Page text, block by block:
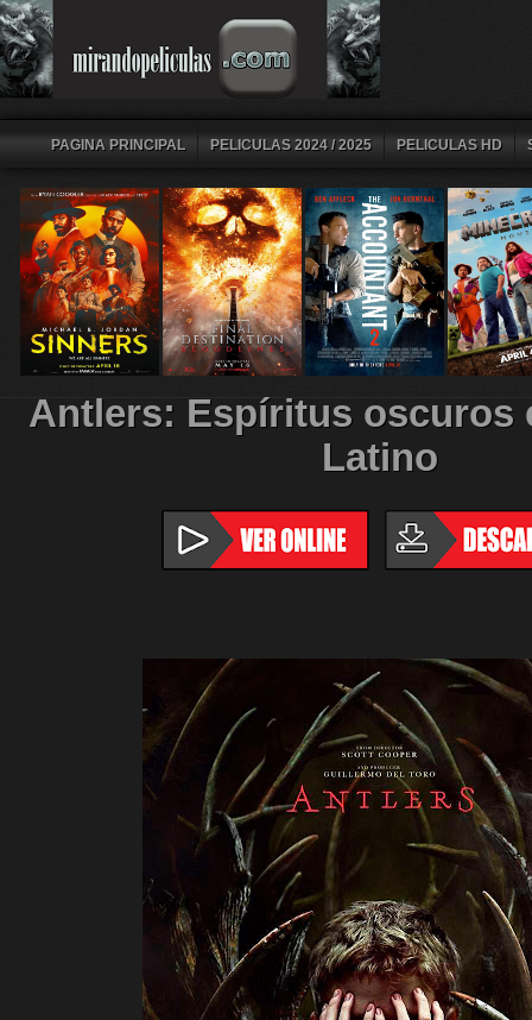
PAGINA PRINCIPAL PELICULAS 2024 / 2025 PELICULAS HD
Antlers: Espíritus oscuros
Latino